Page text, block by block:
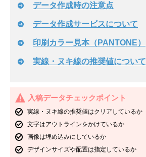
データ作成時の注意点
データ作成サービスについて
印刷カラー見本（PANTONE）
実線・ヌキ線の推奨値について
入稿データチェックポイント
実線・ヌキ線の推奨値はクリアしているか
文字はアウトラインをかけているか
画像は埋め込みにしているか
デザインサイズや配置は指定しているか